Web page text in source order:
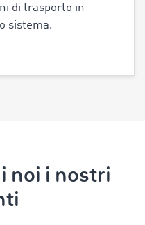
di trasporto in
sistema.
noi i nostri